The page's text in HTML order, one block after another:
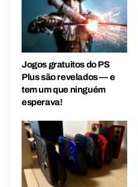
Jogos gratuitos do PS
Plus são revelados — e
tem um que ninguém
esperava!